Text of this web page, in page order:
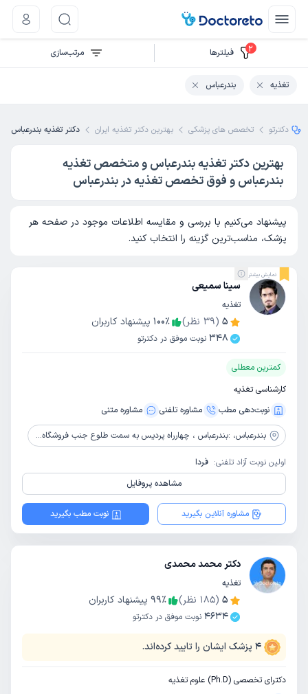
دکترتو تخصص های پزشکی بهترین دکتر تغذیه ایران دکتر تغذیه بندرعباس
بهترین دکتر تغذیه بندرعباس و متخصص تغذیه
بندرعباس و فوق تخصص تغذیه در بندرعباس
پیشنهاد می‌کنیم با بررسی و مقایسه اطلاعات موجود در صفحه هر
پزشک، مناسب‌ترین گزینه را انتخاب کنید.
نمایش بیشتر
سینا سمیعی
تغذیه
5
(
39 نظر) 100٪
پیشنهاد کاربران
348 نوبت موفق در دکترتو
کمترین معطلی
کارشناسی تغذیه
نوبت‌دهی مطب
مشاوره‌ تلفنی مشاوره‌ متنی
بندرعباس، :بندرعباس ، چهارراه پردیس به سمت طلوع جنب فروشگاه دال سین ، مجتمع قائم طبقه اول، کلینیک MD
اولین نوبت آزاد تلفنی: فردا
مشاهده پروفایل
مشاوره آنلاین بگیرید نوبت مطب بگیرید
دکتر محمد محمدی
تغذیه
5
(
185 نظر) 99٪
پیشنهاد کاربران
4634 نوبت موفق در دکترتو
4 پزشک ایشان را تایید کرده‌اند.
دکترای تخصصی (Ph.D) علوم تغذیه
2 فیلتر‌ها مرتب‌سازی
تغذیه بندرعباس